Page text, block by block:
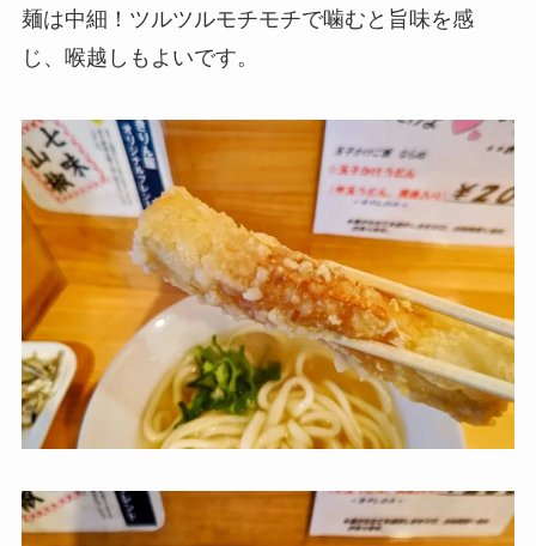
麺は中細！ツルツルモチモチで噛むと旨味を感
じ、喉越しもよいです。